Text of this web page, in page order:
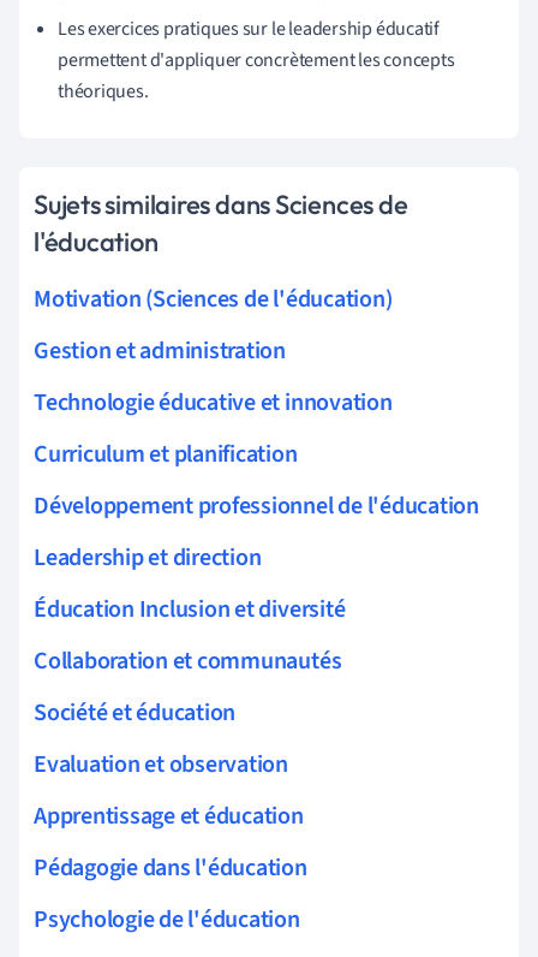
Les exercices pratiques sur le leadership éducatif
permettent d'appliquer concrètement les concepts
théoriques.
Sujets similaires dans Sciences de
l'éducation
Motivation (Sciences de l'éducation)
Gestion et administration
Technologie éducative et innovation
Curriculum et planification
Développement professionnel de l'éducation
Leadership et direction
Éducation Inclusion et diversité
Collaboration et communautés
Société et éducation
Evaluation et observation
Apprentissage et éducation
Pédagogie dans l'éducation
Psychologie de l'éducation